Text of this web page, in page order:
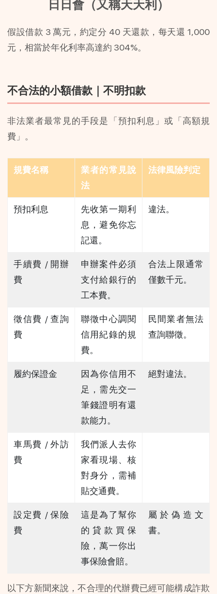
日日會（又稱天天利）
假設借款 3 萬元，約定分 40 天還款，每天還 1,000
元，相當於年化利率高達約 304%。
不合法的小額借款｜不明扣款
非法業者最常見的手段是「預扣利息」或「高額規
費」。
規費名稱
業者的常見說
法
法律風險判定
預扣利息
先收第一期利
息，避免你忘
記還。
違法。
手續費 / 開辦
費
申辦案件必須
支付給銀行的
工本費。
合法上限通常
僅數千元。
徵信費 / 查詢
費
聯徵中心調閱
信用紀錄的規
費。
民間業者無法
查詢聯徵。
履約保證金
因為你信用不
足，需先交一
筆錢證明有還
款能力。
絕對違法。
車馬費 / 外訪
費
我們派人去你
家看現場、核
對身分，需補
貼交通費。
設定費 / 保險
費
這是為了幫你
的貸款買保
險，萬一你出
事保險會賠。
屬於偽造文
書。
以下方新聞來說，不合理的代辦費已經可能構成詐欺